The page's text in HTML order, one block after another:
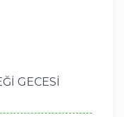
GECESİ